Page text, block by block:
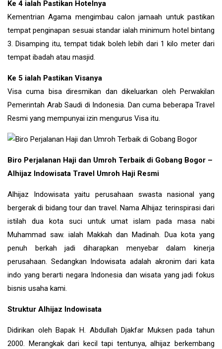
Ke 4 ialah Pastikan Hotelnya
Kementrian Agama mengimbau calon jamaah untuk pastikan
tempat penginapan sesuai standar ialah minimum hotel bintang
3. Disamping itu, tempat tidak boleh lebih dari 1 kilo meter dari
tempat ibadah atau masjid.
Ke 5 ialah Pastikan Visanya
Visa cuma bisa diresmikan dan dikeluarkan oleh Perwakilan
Pemerintah Arab Saudi di Indonesia. Dan cuma beberapa Travel
Resmi yang mempunyai izin mengurus Visa itu.
Biro Perjalanan Haji dan Umroh Terbaik di Gobang Bogor –
Alhijaz Indowisata Travel Umroh Haji Resmi
Alhijaz Indowisata yaitu perusahaan swasta nasional yang
bergerak di bidang tour dan travel. Nama Alhijaz terinspirasi dari
istilah dua kota suci untuk umat islam pada masa nabi
Muhammad saw. ialah Makkah dan Madinah. Dua kota yang
penuh berkah jadi diharapkan menyebar dalam kinerja
perusahaan. Sedangkan Indowisata adalah akronim dari kata
indo yang berarti negara Indonesia dan wisata yang jadi fokus
bisnis usaha kami.
Struktur Alhijaz Indowisata
Didirikan oleh Bapak H. Abdullah Djakfar Muksen pada tahun
2000. Merangkak dari kecil tapi tentunya, alhijaz berkembang